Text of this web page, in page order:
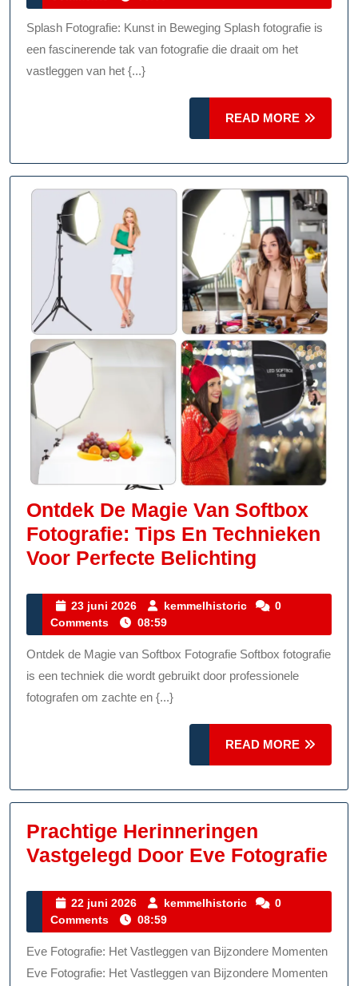
Van
2026
Splash Fotografie: Kunst in Beweging Splash fotografie is
een fascinerende tak van fotografie die draait om het
vastleggen van het {...}
READ MORE
MORE
Ontdek De Magie Van Softbox
Fotografie: Tips En Technieken
Voor Perfecte Belichting
Magie
Softbox
Fotografie:
En
Voor
Perfecte
23 juni 2026
23
juni
2026
kemmelhistoric kemmelhistoric
0
Comments
08:59
Ontdek de Magie van Softbox Fotografie Softbox fotografie
is een techniek die wordt gebruikt door professionele
fotografen om zachte en {...}
READ MORE
MORE
Prachtige Herinneringen
Vastgelegd Door Eve Fotografie
22 juni 2026
22
juni
2026
kemmelhistoric kemmelhistoric
0
Comments
08:59
Eve Fotografie: Het Vastleggen van Bijzondere Momenten
Eve Fotografie: Het Vastleggen van Bijzondere Momenten